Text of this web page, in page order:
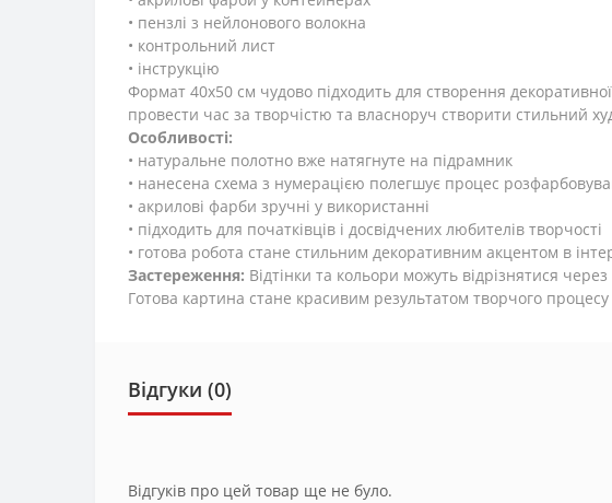
• пензлі з нейлонового волокна
• контрольний лист
• інструкцію
Формат 40x50 см чудово підходить для створення
провести час за творчістю та власноруч створити стильний
Особливості:
• натуральне полотно вже натягнуте на підрамник
• нанесена схема з нумерацією полегшує процес
• акрилові фарби зручні у використанні
• підходить для початківців і досвідчених любителів творчості
• готова робота стане стильним декоративним акцентом в
Застереження: Відтінки та кольори можуть відрізнятися
Готова картина стане красивим результатом творчого
Відгуки (0)
Відгуків про цей товар ще не було.